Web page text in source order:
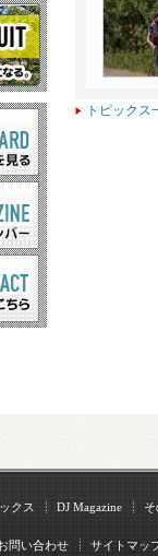
トピックス
クス DJ Magazine
問い合わせ サイトマッ